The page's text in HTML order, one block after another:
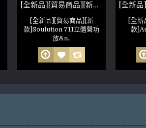
[全新品][貿易商品][新款]Soulution 711立體聲功放
[全新品][貿易商品][新
款]Soulution 711立體聲功
放&n..
[全
款